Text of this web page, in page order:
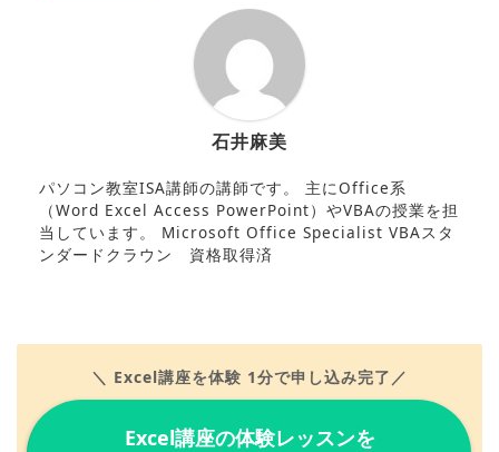
石井麻美
パソコン教室ISA講師の講師です。 主にOffice系
（Word Excel Access PowerPoint）やVBAの授業を担
当しています。 Microsoft Office Specialist VBAスタ
ンダードクラウン 資格取得済
＼ Excel講座を体験 1分で申し込み完了／
Excel講座の体験レッスンを